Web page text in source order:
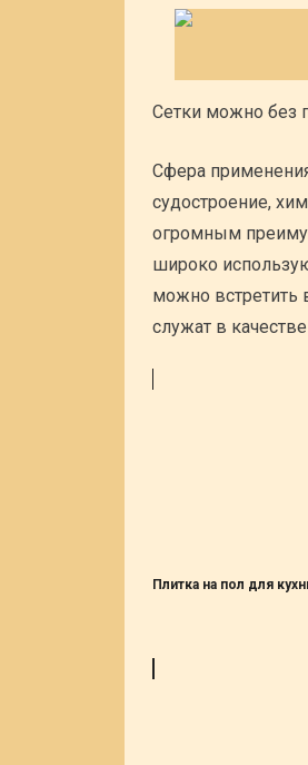
Сетки можно без
Сфера
судостроение,
огромным
широко
можно встретить
служат в
Плитка на пол для